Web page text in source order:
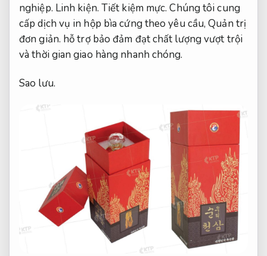
nghiệp. Linh kiện. Tiết kiệm mực. Chúng tôi cung
cấp dịch vụ in hộp bìa cứng theo yêu cầu,Quản trị
đơn giản. hỗ trợ bảo đảm đạt chất lượng vượt trội
và thời gian giao hàng nhanh chóng.
Sao lưu.